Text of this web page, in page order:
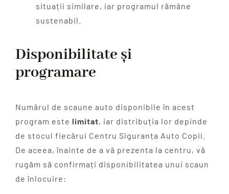
situații similare, iar programul rămâne
sustenabil.
Disponibilitate și
programare
Numărul de scaune auto disponibile în acest
program este limitat, iar distribuția lor depinde
de stocul fiecărui Centru Siguranța Auto Copii.
De aceea, înainte de a vă prezenta la centru, vă
rugăm să confirmați disponibilitatea unui scaun
de înlocuire: